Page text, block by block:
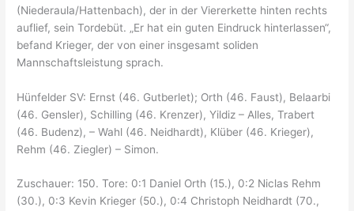
(Niederaula/Hattenbach), der in der Viererkette hinten rechts
auflief, sein Tordebüt. „Er hat ein guten Eindruck hinterlassen“,
befand Krieger, der von einer insgesamt soliden
Mannschaftsleistung sprach.
Hünfelder SV: Ernst (46. Gutberlet); Orth (46. Faust), Belaarbi
(46. Gensler), Schilling (46. Krenzer), Yildiz – Alles, Trabert
(46. Budenz), – Wahl (46. Neidhardt), Klüber (46. Krieger),
Rehm (46. Ziegler) – Simon.
Zuschauer: 150. Tore: 0:1 Daniel Orth (15.), 0:2 Niclas Rehm
(30.), 0:3 Kevin Krieger (50.), 0:4 Christoph Neidhardt (70.,